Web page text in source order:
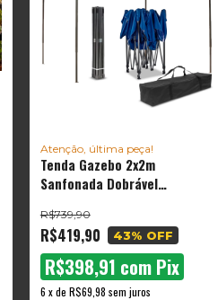
Tenda Gazebo 2x2m
Sanfonada Dobrável
Tools
R$419,90
R$739,90
43% OFF
6 xde R$69,98 sem juros
R$398,91 com Pix
Atenção, última peça!